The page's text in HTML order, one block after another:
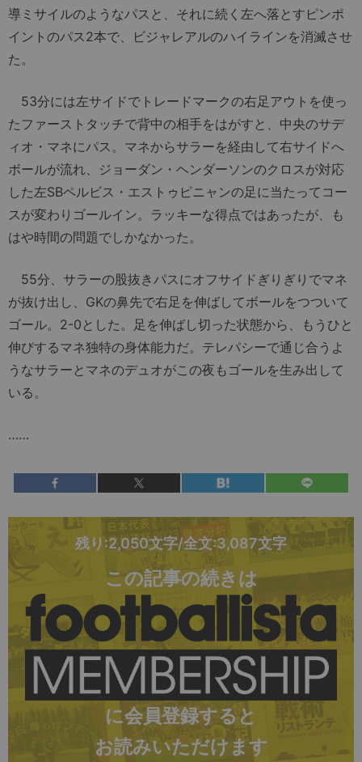
導ミサイルのようなパスと、それに続く左へ落とすピンポ
イントのパス2本で、ビジャレアルのハイラインを消滅させ
た。
53分には左サイドでトレードマークの右足アウトを使っ
たファーストタッチで背中の相手をはがすと、中央のサデ
ィオ・マネにパス。マネからサラーを経由して右サイドへ
ボールが流れ、ジョーダン・ヘンダーソンのクロスが対応
した左SBペルビス・エストゥピニャンの足に当たってコー
スが変わりゴールイン。ラッキーな得点ではあったが、も
はや時間の問題でしかなかった。
55分、サラーの股抜きパスにオフサイドぎりぎりでマネ
が抜け出し、GKの鼻先で右足を伸ばしてボールをつついて
ゴール。2-0とした。足を伸ばし切った状態から、もうひと
伸びするマネ独特の身体能力だ。テレパシーで通じ合うよ
うなサラーとマネのデュオがこの夜もゴールを生み出して
いる。
……
残り:2,050文字/全文:3,087文字
この記事の続きは
に会員登録すると
お読みいただけます